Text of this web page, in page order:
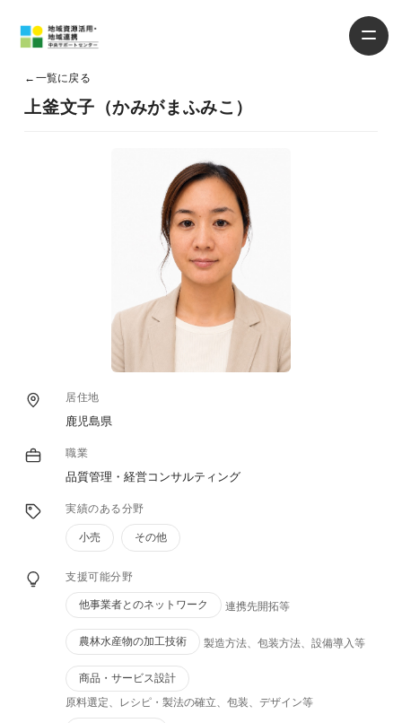
← 一覧に戻る
上釜文子（かみがまふみこ）
居住地
鹿児島県
職業
品質管理・経営コンサルティング
実績のある分野
小売 その他
支援可能分野
他事業者とのネットワーク 連携先開拓等
農林水産物の加工技術 製造方法、包装方法、設備導入等
商品・サービス設計
原料選定、レシピ・製法の確立、包装、デザイン等